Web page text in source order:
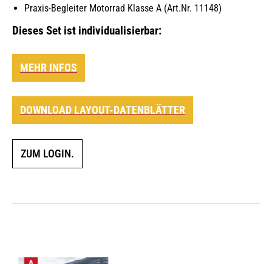
Praxis-Begleiter Motorrad Klasse A (Art.Nr. 11148)
Dieses Set ist individualisierbar:
MEHR INFOS
DOWNLOAD LAYOUT-DATENBLÄTTER
ZUM LOGIN.